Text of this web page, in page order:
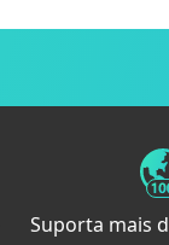
Suporta mais